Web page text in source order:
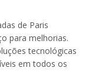
de Paris
para melhorias.
tecnológicas
em todos os